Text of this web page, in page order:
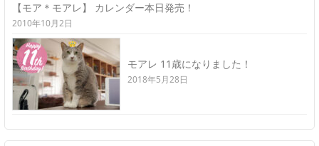
【モア＊モアレ】 カレンダー本日発売！
2010年10月2日
モアレ 11歳になりました！
2018年5月28日